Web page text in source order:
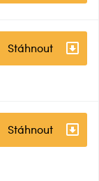
Stáhnout
Stáhnout